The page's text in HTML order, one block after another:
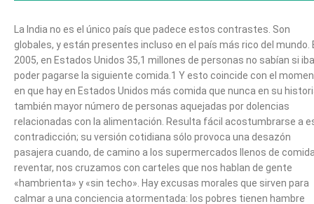
La India no es el único país que padece estos contrastes. Son
globales, y están presentes incluso en el país más rico del mundo.
2005, en Estados Unidos 35,1 millones de personas no sabían si
poder pagarse la siguiente comida.1 Y esto coincide con el
en que hay en Estados Unidos más comida que nunca en su
también mayor número de personas aquejadas por dolencias
relacionadas con la alimentación. Resulta fácil acostumbrarse a
contradicción; su versión cotidiana sólo provoca una desazón
pasajera cuando, de camino a los supermercados llenos de
reventar, nos cruzamos con carteles que nos hablan de gente
«hambrienta» y «sin techo». Hay excusas morales que sirven para
calmar a una conciencia atormentada: los pobres tienen hambre